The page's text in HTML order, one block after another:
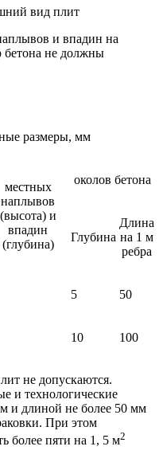
вид плит
и впадин на
бетона не должны
размеры, мм
местных
наплывов
(высота) и
впадин
(глубина)
околов бетона
Глубина
Длина
на 1 м
ребра
5 50
10 100
не допускаются.
и технологические
и длиной не более 50 мм
При этом
более пяти на 1, 5 м2